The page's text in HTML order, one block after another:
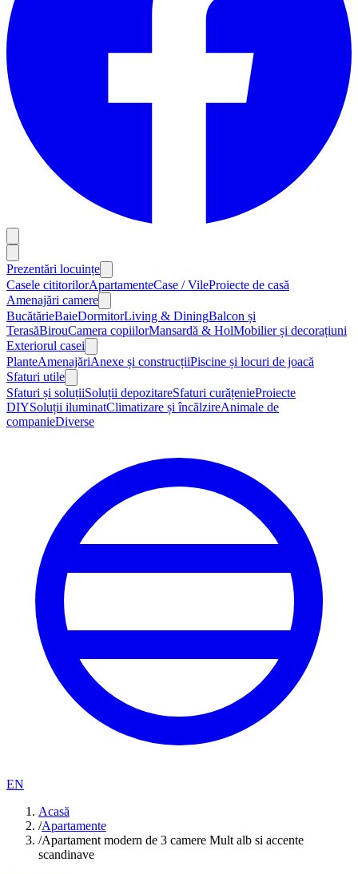
Prezentări locuințe
Casele cititorilorApartamenteCase / VileProiecte de casă
Amenajări camere
BucătărieBaieDormitorLiving & DiningBalcon și
TerasăBirouCamera copiilorMansardă & HolMobilier și decorațiuni
Exteriorul casei
PlanteAmenajăriAnexe și construcțiiPiscine și locuri de joacă
Sfaturi utile
Sfaturi și soluțiiSoluții depozitareSfaturi curățenieProiecte
DIYSoluții iluminatClimatizare și încălzireAnimale de
companieDiverse
EN
Acasă
/Apartamente
/Apartament modern de 3 camere Mult alb si accente
scandinave